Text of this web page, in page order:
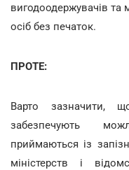
вигодоодержувачів
осіб без печаток.
ПРОТЕ:
Варто зазначити,
забезпечують
приймаються із
міністерств і